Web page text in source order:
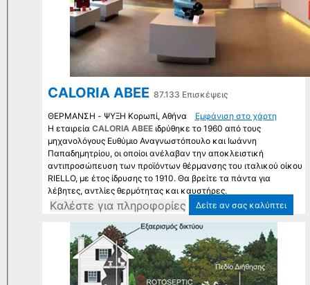
CALORIA ΑΒΕΕ 87.133 Επισκέψεις
Εμφάνιση στο χάρτη
Η εταιρεία CALORIA ABEEιδρύθηκε το 1960 από τους
μηχανολόγους Ευθύμιο Αναγνωστόπουλο και Ιωάννη
Παπαδημητρίου, οι οποίοι ανέλαβαν την αποκλειστική
αντιπροσώπευση των προϊόντων θέρμανσης του ιταλικού οίκου
RIELLO, με έτος ίδρυσης το 1910. Θα βρείτε τα πάντα για
Kαλέστε για πληροφορίες Δείτε αν σας καλύπτει